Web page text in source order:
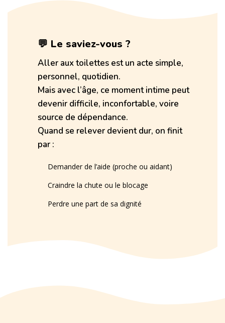
💬 Le saviez-vous ?
Aller aux toilettes est un acte simple,
personnel, quotidien.
Mais avec l’âge, ce moment intime peut
devenir difficile, inconfortable, voire
source de dépendance.
Quand se relever devient dur, on finit
par :
Demander de l’aide (proche ou aidant)
Craindre la chute ou le blocage
Perdre une part de sa dignité